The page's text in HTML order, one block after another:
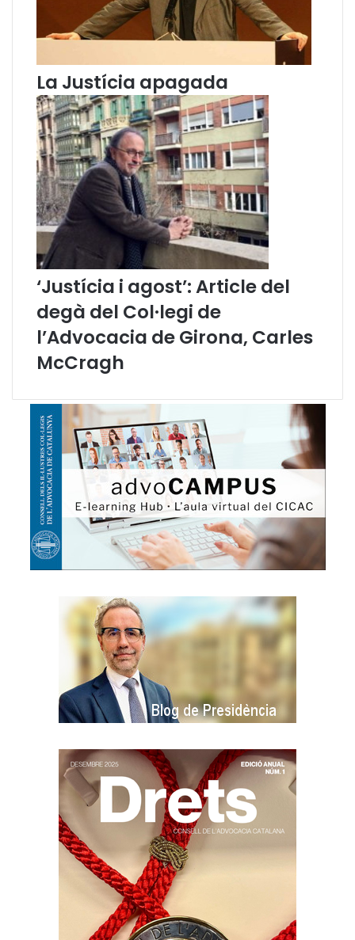
La Justícia apagada
‘Justícia i agost’: Article del
degà del Col·legi de
l’Advocacia de Girona, Carles
McCragh